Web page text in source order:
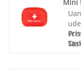
Mini